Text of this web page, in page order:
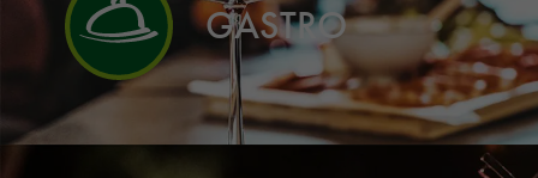
GASTRO